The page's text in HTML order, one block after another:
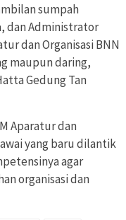
sumpah
dan Administrator
dan Organisasi BNN
maupun daring,
Gedung Tan
Aparatur dan
yang baru dilantik
agar
organisasi dan